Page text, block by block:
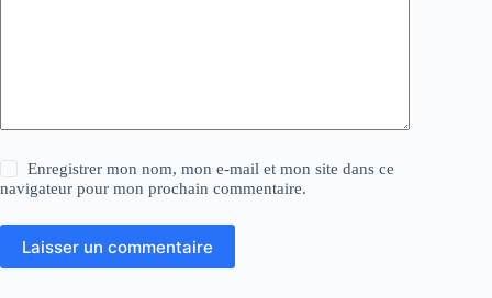
Enregistrer mon nom, mon e-mail et mon site dans ce
navigateur pour mon prochain commentaire.
Laisser un commentaire